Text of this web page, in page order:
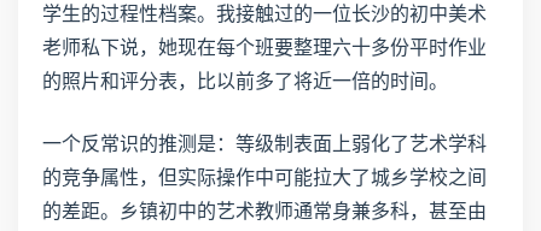
学生的过程性档案。我接触过的一位长沙的初中美术
老师私下说，她现在每个班要整理六十多份平时作业
的照片和评分表，比以前多了将近一倍的时间。
一个反常识的推测是：等级制表面上弱化了艺术学科
的竞争属性，但实际操作中可能拉大了城乡学校之间
的差距。乡镇初中的艺术教师通常身兼多科，甚至由